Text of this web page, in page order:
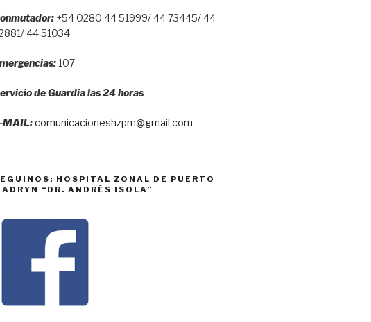
+54 0280 44 51999/ 44 73445/ 44
44 51034
107
de Guardia las 24 horas
MAIL: comunicacioneshzpm@gmail.com
HOSPITAL ZONAL DE PUERTO
“DR. ANDRÉS ISOLA”